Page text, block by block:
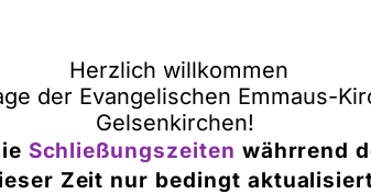
Herzlich willkommen
der Evangelischen Emmaus-
Gelsenkirchen!
Schließungszeiten währrend
Zeit nur bedingt